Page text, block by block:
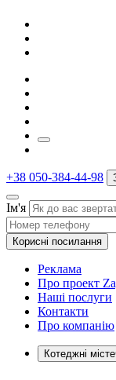
+38 050-384-44-98
Ім'я
Корисні посилання
Реклама
Про проект
Наші послуги
Контакти
Про компанію
Котеджні